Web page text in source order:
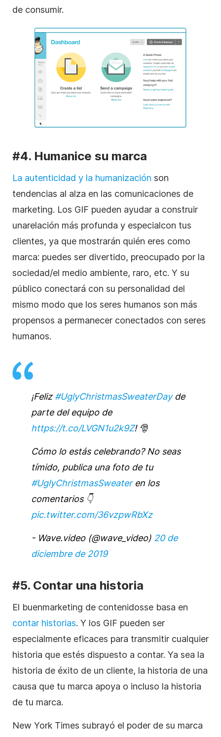
de consumir.
#4. Humanice su marca
La autenticidad y la humanización son
tendencias al alza en las comunicaciones de
marketing. Los GIF pueden ayudar a construir
unarelación más profunda y especialcon tus
clientes, ya que mostrarán quién eres como
marca: puedes ser divertido, preocupado por la
sociedad/el medio ambiente, raro, etc. Y su
público conectará con su personalidad del
mismo modo que los seres humanos son más
propensos a permanecer conectados con seres
humanos.
¡Feliz #UglyChristmasSweaterDayde
parte del equipo de
https://t.co/LVGN1u2k9Z! 🎅
Cómo lo estás celebrando? No seas
tímido, publica una foto de tu
#UglyChristmasSweateren los
comentarios 👇
pic.twitter.com/36vzpwRbXz
- Wave.video (@wave_video) 20 de
diciembre de 2019
#5. Contar una historia
El buenmarketing de contenidosse basa en
contar historias. Y los GIF pueden ser
especialmente eficaces para transmitir cualquier
historia que estés dispuesto a contar. Ya sea la
historia de éxito de un cliente, la historia de una
causa que tu marca apoya o incluso la historia
de tu marca.
New York Times subrayó el poder de su marca